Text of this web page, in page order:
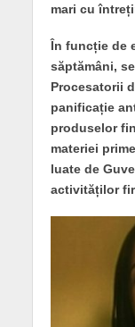
mari cu
În funcție de
săptămâni,
Procesatorii
panificație
produselor
materiei
luate de
activităților